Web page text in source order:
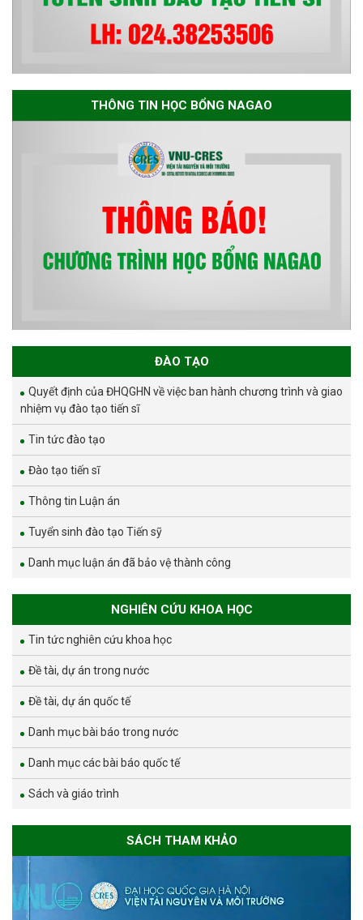
THÔNG TIN HỌC BỔNG NAGAO
ĐÀO TẠO
Quyết định của ĐHQGHN về việc ban hành chương trình và giao
nhiệm vụ đào tạo tiến sĩ
Tin tức đào tạo
Đào tạo tiến sĩ
Thông tin Luận án
Tuyển sinh đào tạo Tiến sỹ
Danh mục luận án đã bảo vệ thành công
NGHIÊN CỨU KHOA HỌC
Tin tức nghiên cứu khoa học
Đề tài, dự án trong nước
Đề tài, dự án quốc tế
Danh mục bài báo trong nước
Danh mục các bài báo quốc tế
Sách và giáo trình
SÁCH THAM KHẢO